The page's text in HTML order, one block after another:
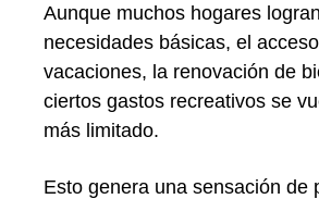
Aunque muchos hogares
necesidades básicas, el
vacaciones, la renovación de
ciertos gastos recreativos se
más limitado.
Esto genera una sensación de